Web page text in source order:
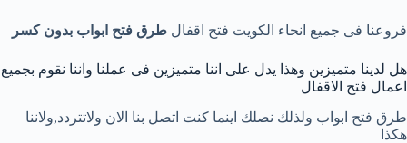
فروعنا فى جميع انحاء الكويت فتح اقفال طرق فتح ابواب بدون كسر
هل لدينا متميزين وهذا يدل على اننا متميزين فى عملنا واننا نقوم بجميع
اعمال فتح الاقفال
طرق فتح ابواب ولذلك نصلك اينما كنت اتصل بنا الان ولاتتردد,ولاننا
هكذا